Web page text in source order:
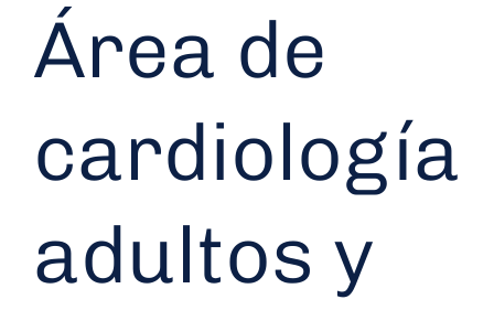
Área de
cardiología
adultos y